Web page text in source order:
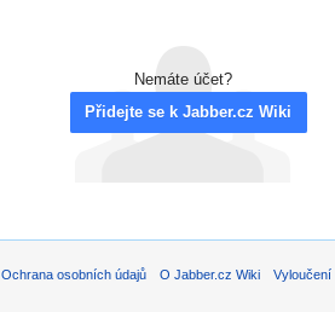
Nemáte účet?
Přidejte se k Jabber.cz Wiki
Ochrana osobních údajů O Jabber.cz Wiki Vyloučení